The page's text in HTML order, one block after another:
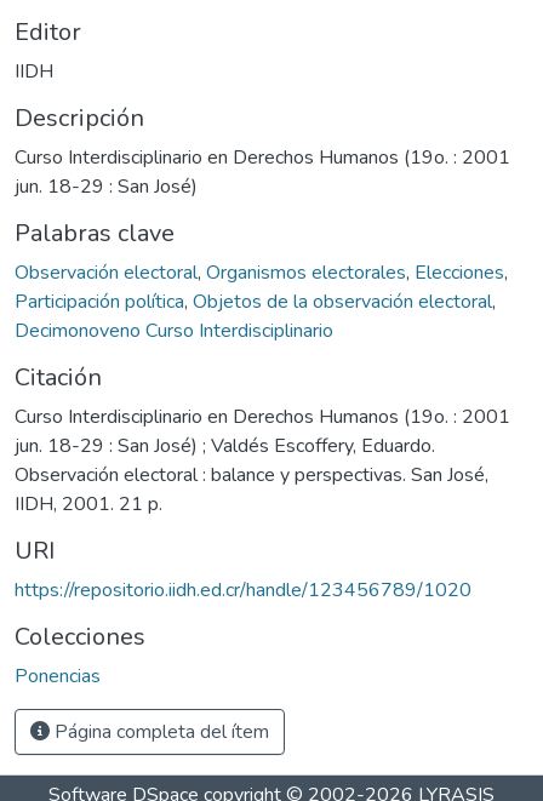
Editor
IIDH
Descripción
Curso Interdisciplinario en Derechos Humanos (19o. : 2001
jun. 18-29 : San José)
Palabras clave
Observación electoral, Organismos electorales, Elecciones,
Participación política, Objetos de la observación electoral,
Decimonoveno Curso Interdisciplinario
Citación
Curso Interdisciplinario en Derechos Humanos (19o. : 2001
jun. 18-29 : San José) ; Valdés Escoffery, Eduardo.
Observación electoral : balance y perspectivas. San José,
IIDH, 2001. 21 p.
URI
https://repositorio.iidh.ed.cr/handle/123456789/1020
Colecciones
Ponencias
Página completa del ítem
Software DSpace copyright © 2002-2026 LYRASIS